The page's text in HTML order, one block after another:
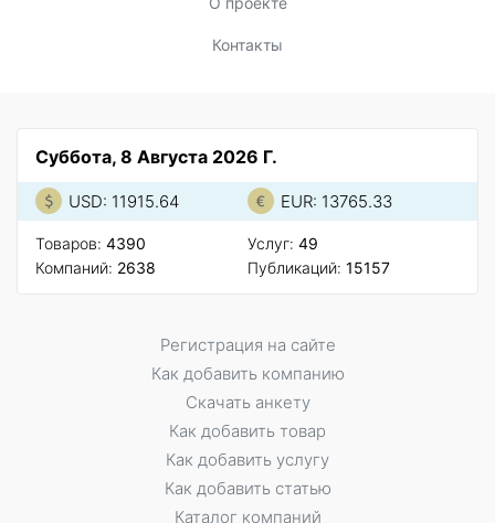
Контакты
Суббота, 8 Августа 2026 Г.
USD: 11915.64 EUR: 13765.33
Товаров: 4390
Компаний: 2638
Услуг: 49
Публикаций: 15157
Регистрация на сайте
Как добавить компанию
Скачать анкету
Как добавить товар
Как добавить услугу
Как добавить статью
Каталог компаний